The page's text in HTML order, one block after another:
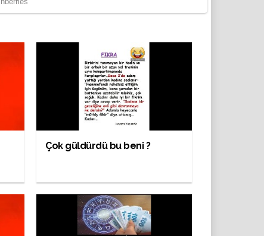
Çok güldürdü bu beni ?